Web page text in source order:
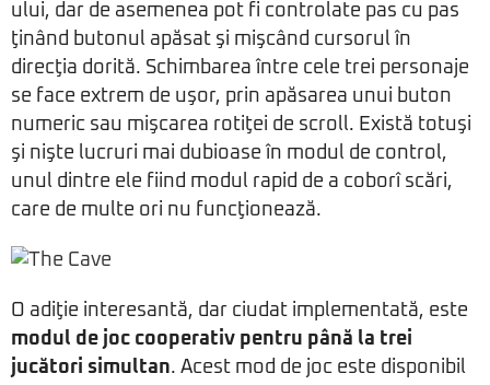
ului, dar de asemenea pot fi controlate pas cu pas
ţinând butonul apăsat şi mişcând cursorul în
direcţia dorită. Schimbarea între cele trei personaje
se face extrem de uşor, prin apăsarea unui buton
numeric sau mişcarea rotiţei de scroll. Există totuşi
şi nişte lucruri mai dubioase în modul de control,
unul dintre ele fiind modul rapid de a coborî scări,
care de multe ori nu funcţionează.
O adiţie interesantă, dar ciudat implementată, este
modul de joc cooperativ pentru până la trei
jucători simultan. Acest mod de joc este disponibil